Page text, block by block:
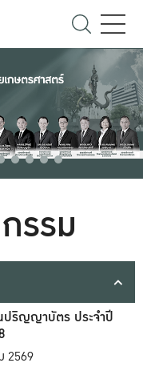
รรม
ปริญญาบัตร ประจำปี
2569